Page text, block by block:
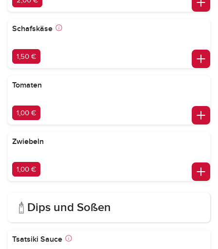
Schafskäse
1,50 €
Tomaten
1,00 €
Zwiebeln
1,00 €
Dips und Soßen
Tsatsiki Sauce